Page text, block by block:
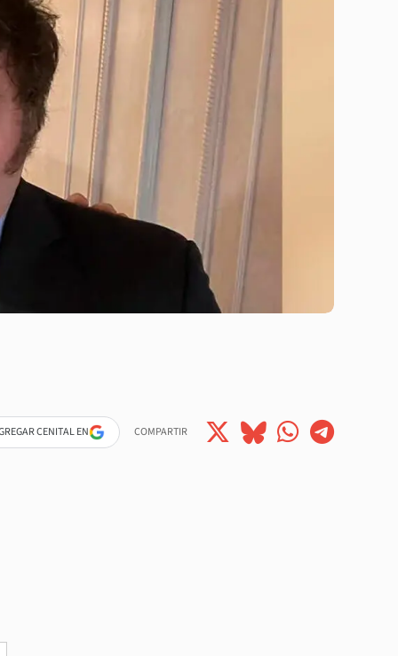
CENITAL EN COMPARTIR